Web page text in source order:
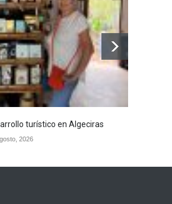
turístico en Algeciras
2026